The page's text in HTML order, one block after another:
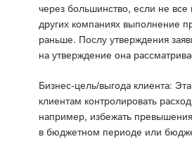
через большинство, если не
других компаниях выполнение
раньше. Послу утверждения
на утверждение она
Бизнес-цель/выгода клиента:
клиентам контролировать
например, избежать
в бюджетном периоде или